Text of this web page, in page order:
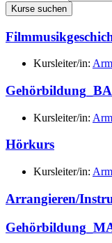
Kurse suchen
Kursleiter/in:
Kursleiter/in:
Hörkurs
Kursleiter/in:
Arrangieren/